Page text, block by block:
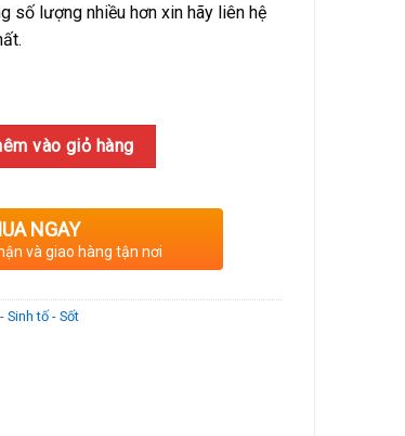
số lượng nhiều hơn xin hãy liên hệ
vào giỏ hàng
NGAY
và giao hàng tận nơi
Sinh tố - Sốt